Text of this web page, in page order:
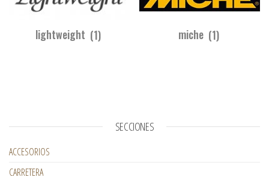
lightweight (1) miche (1)
SECCIONES
ACCESORIOS
CARRETERA